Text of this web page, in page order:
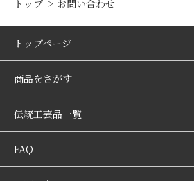
トップ お問い合わせ
トップページ
商品をさがす
伝統工芸品一覧
FAQ